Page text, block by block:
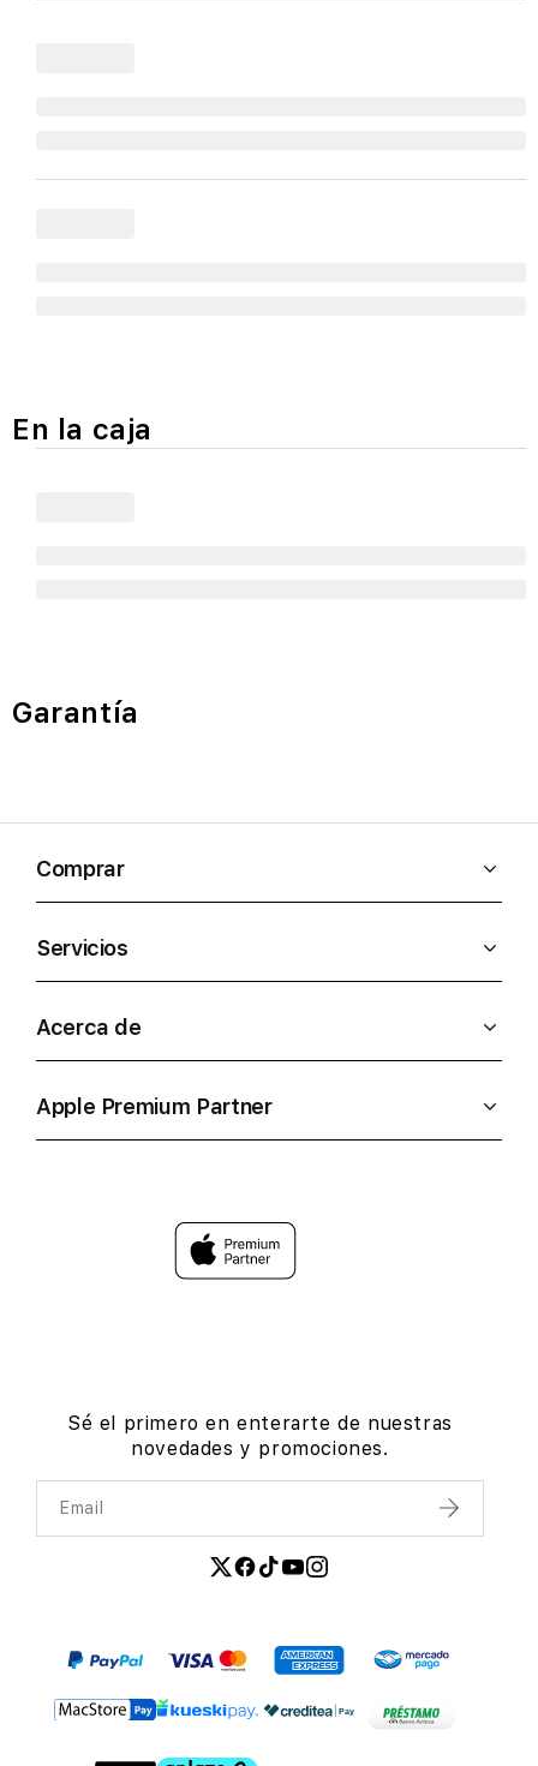
En la caja
Garantía
Comprar
Servicios
Acerca de
Apple Premium Partner
Sé el primero en enterarte de nuestras
novedades y promociones.
Email